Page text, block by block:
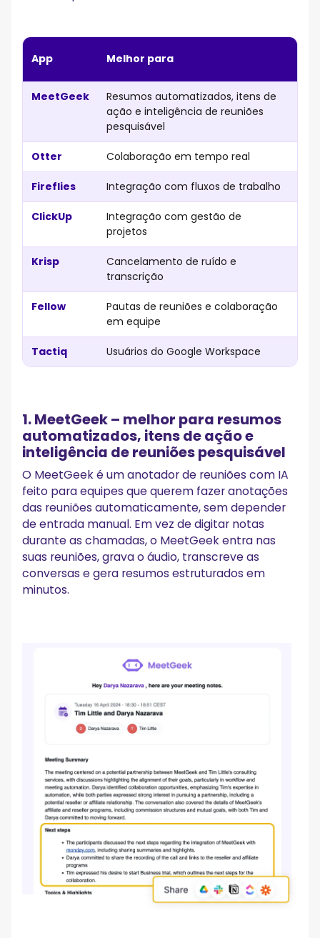
App Melhor para
MeetGeek
Resumos automatizados, itens de
ação e inteligência de reuniões
pesquisável
Otter Colaboração em tempo real
Fireflies Integração com fluxos de trabalho
ClickUp
Integração com gestão de
projetos
Krisp
Cancelamento de ruído e
transcrição
Fellow
Pautas de reuniões e colaboração
em equipe
Tactiq Usuários do Google Workspace
1. MeetGeek – melhor para resumos
automatizados, itens de ação e
inteligência de reuniões pesquisável
O MeetGeek é um anotador de reuniões com IA
feito para equipes que querem fazer anotações
das reuniões automaticamente, sem depender
de entrada manual. Em vez de digitar notas
durante as chamadas, o MeetGeek entra nas
suas reuniões, grava o áudio, transcreve as
conversas e gera resumos estruturados em
minutos.